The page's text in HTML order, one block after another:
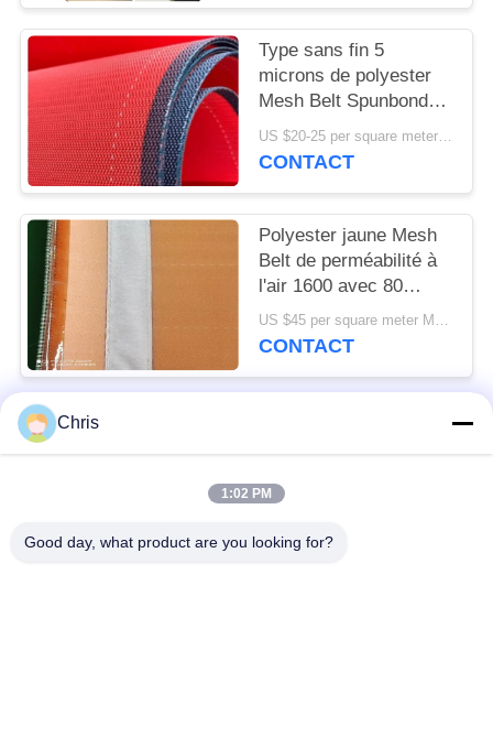
Type sans fin 5
microns de polyester
Mesh Belt Spunbond
Nonwoven Formation
US $20-25 per square meter MOQ:50 mètres carrés
CONTACT
Polyester jaune Mesh
Belt de perméabilité à
l'air 1600 avec 80
microns
US $45 per square meter MOQ:100m2
CONTACT
Catégories populaires
Chris
1:02 PM
Good day, what product are you looking for?